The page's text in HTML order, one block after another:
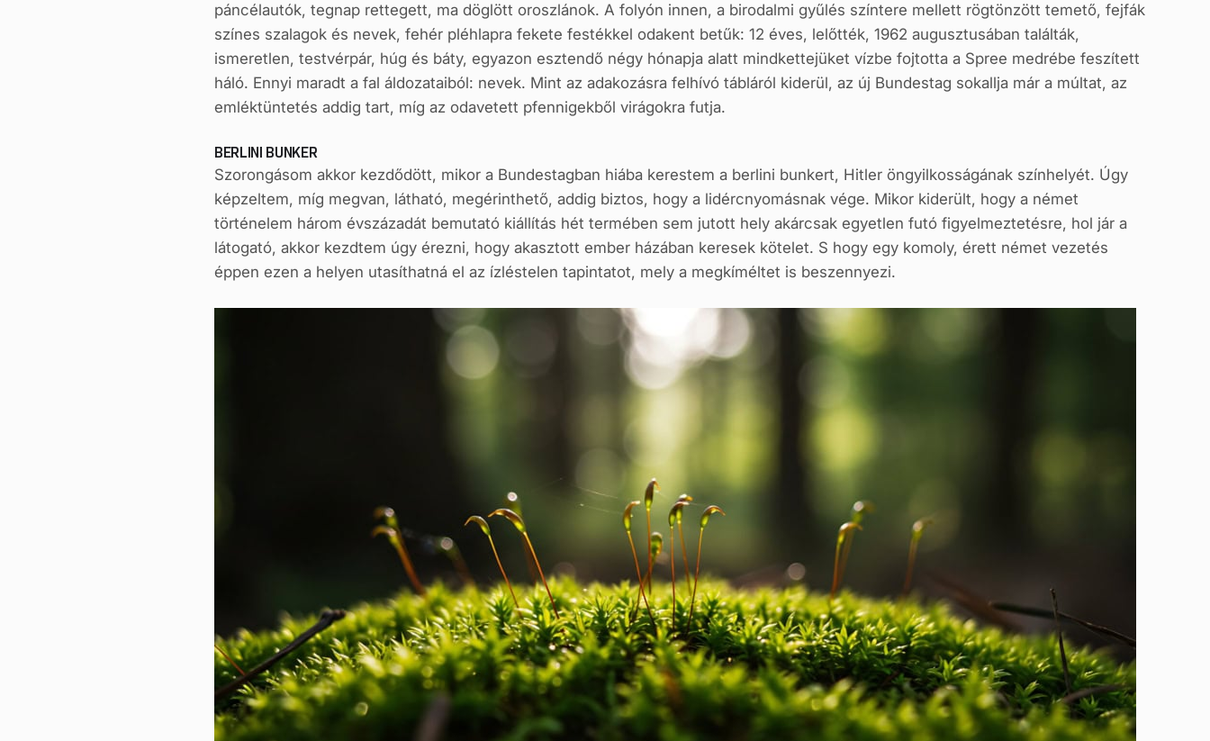
páncélautók, tegnap rettegett, ma döglött oroszlánok. A folyón innen, a birodalmi gyűlés színtere mellett rögtönzött temető, fejfák
színes szalagok és nevek, fehér pléhlapra fekete festékkel odakent betűk: 12 éves, lelőtték, 1962 augusztusában találták,
ismeretlen, testvérpár, húg és báty, egyazon esztendő négy hónapja alatt mindkettejüket vízbe fojtotta a Spree medrébe feszített
háló. Ennyi maradt a fal áldozataiból: nevek. Mint az adakozásra felhívó tábláról kiderül, az új Bundestag sokallja már a múltat, az
emléktüntetés addig tart, míg az odavetett pfennigekből virágokra futja.
BERLINI BUNKER
Szorongásom akkor kezdődött, mikor a Bundestagban hiába kerestem a berlini bunkert, Hitler öngyilkosságának színhelyét. Úgy
képzeltem, míg megvan, látható, megérinthető, addig biztos, hogy a lidércnyomásnak vége. Mikor kiderült, hogy a német
történelem három évszázadát bemutató kiállítás hét termében sem jutott hely akárcsak egyetlen futó figyelmeztetésre, hol jár a
látogató, akkor kezdtem úgy érezni, hogy akasztott ember házában keresek kötelet. S hogy egy komoly, érett német vezetés
éppen ezen a helyen utasíthatná el az ízléstelen tapintatot, mely a megkíméltet is beszennyezi.